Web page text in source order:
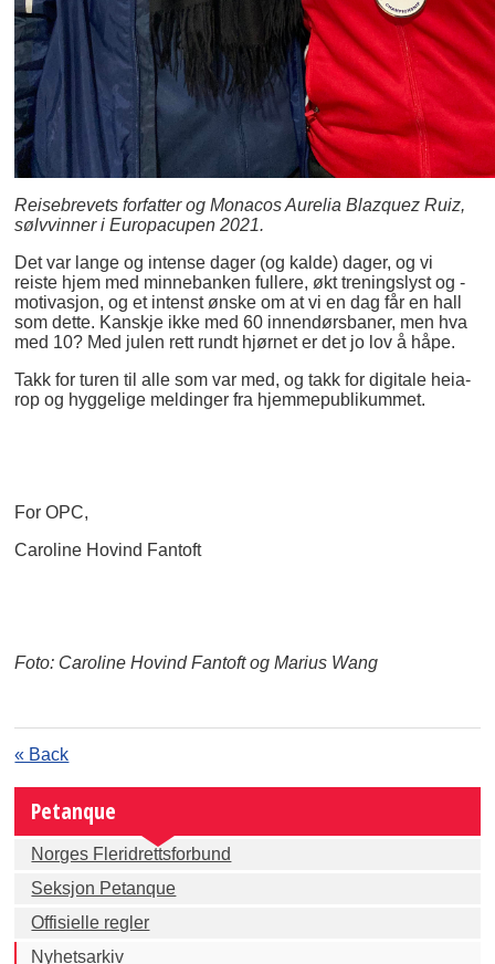
Reisebrevets forfatter og Monacos Aurelia Blazquez Ruiz,
sølvvinner i Europacupen 2021.
Det var lange og intense dager (og kalde) dager, og vi
reiste hjem med minnebanken fullere, økt treningslyst og -
motivasjon, og et intenst ønske om at vi en dag får en hall
som dette. Kanskje ikke med 60 innendørsbaner, men hva
med 10? Med julen rett rundt hjørnet er det jo lov å håpe.
Takk for turen til alle som var med, og takk for digitale heia-
rop og hyggelige meldinger fra hjemmepublikummet.
For OPC,
Caroline Hovind Fantoft
Foto: Caroline Hovind Fantoft og Marius Wang
« Back
Petanque
Norges Fleridrettsforbund
Seksjon Petanque
Offisielle regler
Nyhetsarkiv